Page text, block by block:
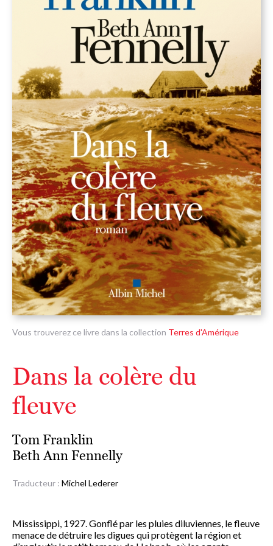
Vous trouverez ce livre dans la collection Terres d'Amérique
Dans la colère du
fleuve
Tom Franklin
Beth Ann Fennelly
Traducteur : Michel Lederer
Mississippi, 1927. Gonflé par les pluies diluviennes, le fleuve
menace de détruire les digues qui protègent la région et